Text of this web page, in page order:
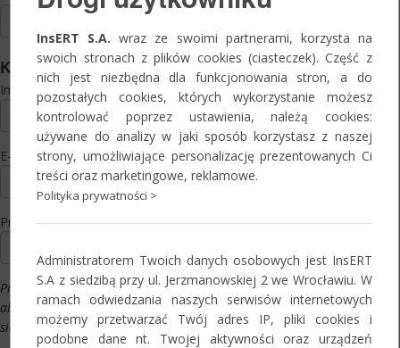
Kontakt
Imię i nazwisko:
E-mail:*
Preferowany termin:*
Prosimy o wypełnienie powyższego pola,
aby naszym pracownikom było łatwiej
się z Państwem skontaktować.
InsERT S.A. wraz ze swoimi partnerami, korzysta na
swoich stronach z plików cookies (ciasteczek). Część z
nich jest niezbędna dla funkcjonowania stron, a do
pozostałych cookies, których wykorzystanie możesz
kontrolować poprzez ustawienia, należą cookies:
używane do analizy w jaki sposób korzystasz z naszej
strony, umożliwiające personalizację prezentowanych Ci
treści oraz marketingowe, reklamowe.
Polityka prywatności >
Administratorem Twoich danych osobowych jest InsERT
S.A z siedzibą przy ul. Jerzmanowskiej 2 we Wrocławiu. W
ramach odwiedzania naszych serwisów internetowych
możemy przetwarzać Twój adres IP, pliki cookies i
podobne dane nt. Twojej aktywności oraz urządzeń